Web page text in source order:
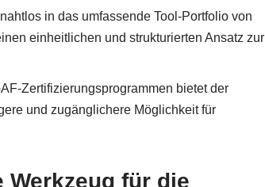
in das umfassende Tool-Portfolio von
einheitlichen und strukturierten Ansatz zur
Zertifizierungsprogrammen bietet der
und zugänglichere Möglichkeit für
Werkzeug für die